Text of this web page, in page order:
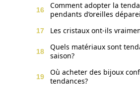
Comment adopter la
pendants d’oreilles
Les cristaux ont-ils
Quels matériaux sont
saison?
Où acheter des bijoux
tendances?